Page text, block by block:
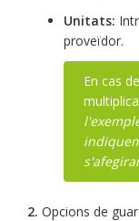
Unitats:
proveïdor.
En cas
2. Opcions de